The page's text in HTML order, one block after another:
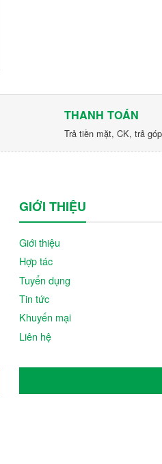
THANH TOÁN
Trả tiền mặt, CK, trả
GIỚI THIỆU
Giới thiệu
Hợp tác
Tuyển dụng
Tin tức
Khuyến mại
Liên hệ